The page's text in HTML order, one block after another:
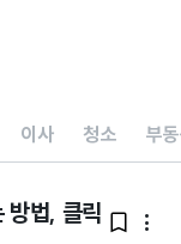
이사 청소 부
방법, 클릭  